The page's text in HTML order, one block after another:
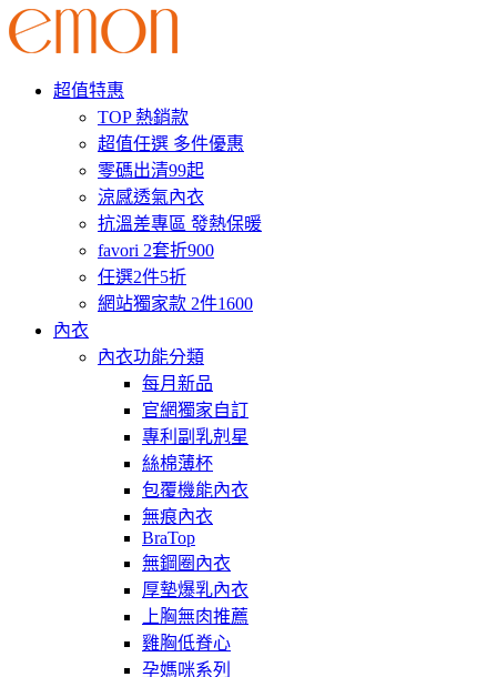
超值特惠
TOP 熱銷款
超值任選 多件優惠
零碼出清99起
涼感透氣內衣
抗溫差專區 發熱保暖
favori 2套折900
任選2件5折
網站獨家款 2件1600
內衣
內衣功能分類
每月新品
官網獨家自訂
專利副乳剋星
絲棉薄杯
包覆機能內衣
無痕內衣
BraTop
無鋼圈內衣
厚墊爆乳內衣
上胸無肉推薦
雞胸低脊心
孕媽咪系列